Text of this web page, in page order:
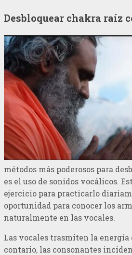
Desbloquear chakra raíz
métodos más poderosos para
es el uso de sonidos vocálicos.
ejercicio para practicarlo
oportunidad para conocer los
naturalmente en las vocales.
Las vocales trasmiten la energía
contario, las consonantes